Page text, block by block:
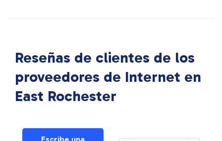
Reseñas de clientes de los
proveedores de Internet en
East Rochester